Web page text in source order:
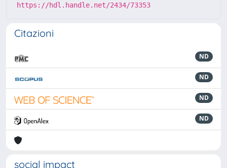
https://hdl.handle.net/2434/73353
Citazioni
ND
ND
ND
ND
social impact